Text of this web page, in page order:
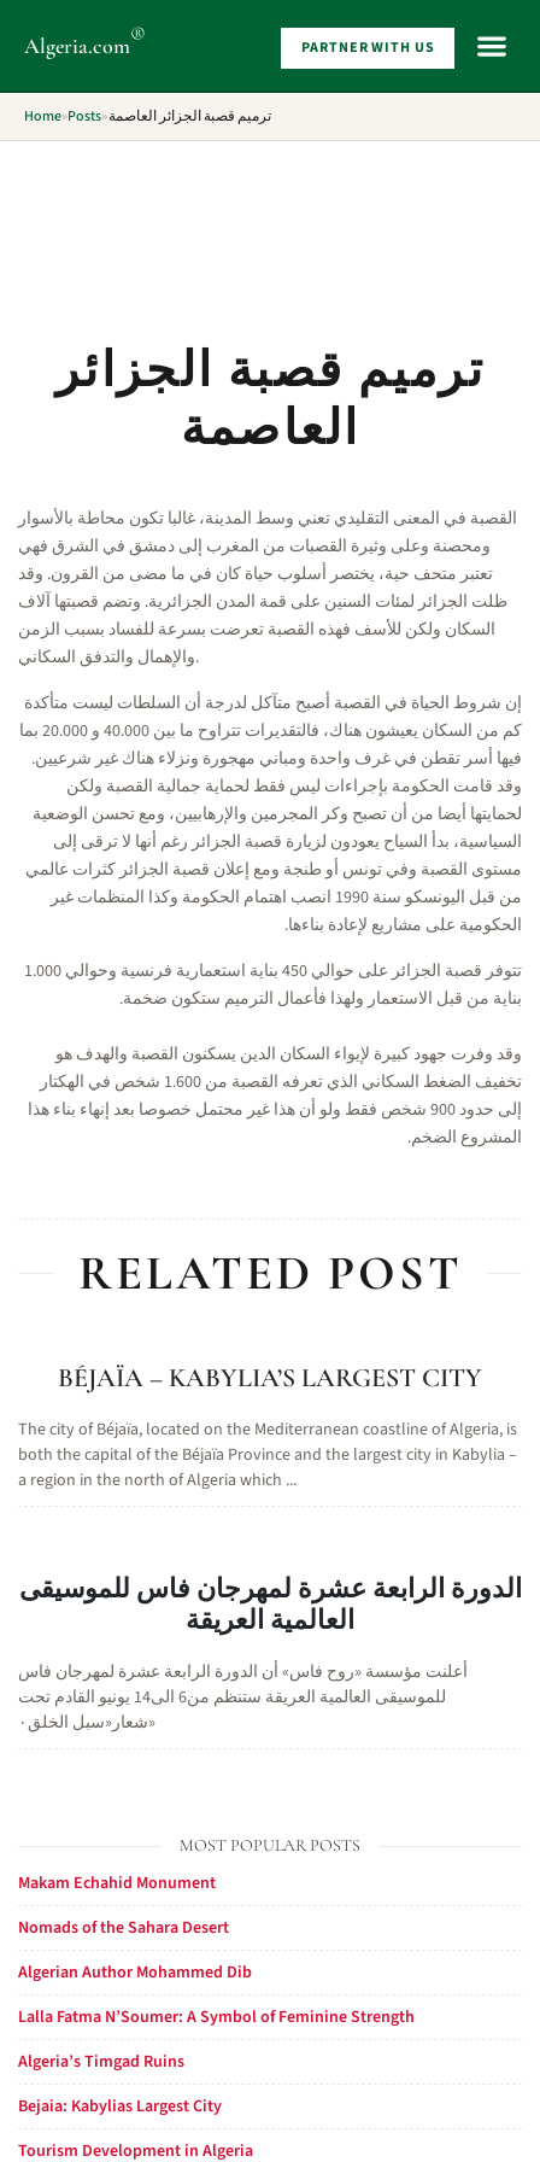
Algeria.com® PARTNER WITH US
Home»Posts»ترميم قصبة الجزائر العاصمة
ترميم قصبة الجزائر
العاصمة
القصبة في المعنى التقليدي تعني وسط المدينة، غالبا تكون محاطة بالأسوار
ومحصنة وعلى وثيرة القصبات من المغرب إلى دمشق في الشرق فهي
تعتبر متحف حية، يختصر أسلوب حياة كان في ما مضى من القرون. وقد
ظلت الجزائر لمئات السنين على قمة المدن الجزائرية. وتضم قصبتها آلاف
السكان ولكن للأسف فهذه القصبة تعرضت بسرعة للفساد بسبب الزمن
والإهمال والتدفق السكاني.
إن شروط الحياة في القصبة أصبح متآكل لدرجة أن السلطات ليست متأكدة
كم من السكان يعيشون هناك، فالتقديرات تتراوح ما بين 40.000 و 20.000 بما
فيها أسر تقطن في غرف واحدة ومباني مهجورة ونزلاء هناك غير شرعيين.
وقد قامت الحكومة بإجراءات ليس فقط لحماية جمالية القصبة ولكن
لحمايتها أيضا من أن تصبح وكر المجرمين والإرهابيين، ومع تحسن الوضعية
السياسية، بدأ السياح يعودون لزيارة قصبة الجزائر رغم أنها لا ترقى إلى
مستوى القصبة وفي تونس أو طنجة ومع إعلان قصبة الجزائر كثرات عالمي
من قبل اليونسكو سنة 1990 انصب اهتمام الحكومة وكذا المنظمات غير
الحكومية على مشاريع لإعادة بناءها.
تتوفر قصبة الجزائر على حوالي 450 بناية استعمارية فرنسية وحوالي 1.000
بناية من قبل الاستعمار ولهذا فأعمال الترميم ستكون ضخمة.
وقد وفرت جهود كبيرة لإيواء السكان الدين يسكنون القصبة والهدف هو
تخفيف الضغط السكاني الذي تعرفه القصبة من 1.600 شخص في الهكتار
إلى حدود 900 شخص فقط ولو أن هذا غير محتمل خصوصا بعد إنهاء بناء هذا
المشروع الضخم.
RELATED POST
BÉJAÏA – KABYLIA’S LARGEST CITY
The city of Béjaïa, located on the Mediterranean coastline of Algeria, is
both the capital of the Béjaïa Province and the largest city in Kabylia –
a region in the north of Algeria which ...
الدورة الرابعة عشرة لمهرجان فاس للموسيقى
العالمية العريقة
أعلنت مؤسسة «روح فاس» أن الدورة الرابعة عشرة لمهرجان فاس
للموسيقى العالمية العريقة ستنظم من6 الى14 يونيو القادم تحت
شعار«سبل الخلق٠»
MOST POPULAR POSTS
Makam Echahid Monument
Nomads of the Sahara Desert
Algerian Author Mohammed Dib
Lalla Fatma N’Soumer: A Symbol of Feminine Strength
Algeria’s Timgad Ruins
Bejaia: Kabylias Largest City
Tourism Development in Algeria